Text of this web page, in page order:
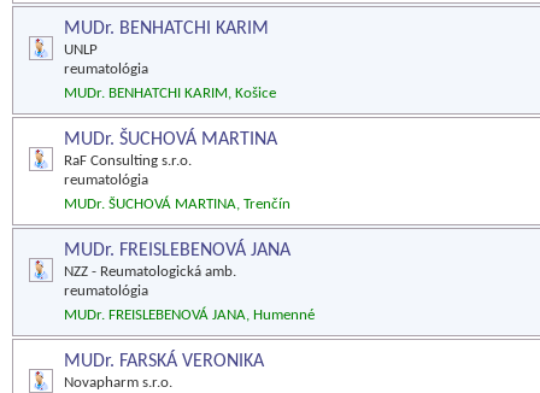
MUDr. BENHATCHI KARIM
UNLP
reumatológia
MUDr. BENHATCHI KARIM, Košice
MUDr. ŠUCHOVÁ MARTINA
RaF Consulting s.r.o.
reumatológia
MUDr. ŠUCHOVÁ MARTINA, Trenčín
MUDr. FREISLEBENOVÁ JANA
NZZ - Reumatologická amb.
reumatológia
MUDr. FREISLEBENOVÁ JANA, Humenné
MUDr. FARSKÁ VERONIKA
Novapharm s.r.o.